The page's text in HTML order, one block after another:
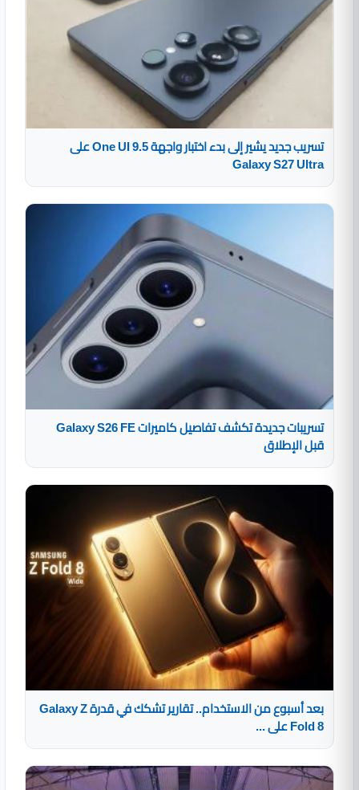
تسريب جديد يشير إلى بدء اختبار واجهة One UI 9.5 على
Galaxy S27 Ultra
تسريبات جديدة تكشف تفاصيل كاميرات Galaxy S26 FE
قبل الإطلاق
بعد أسبوع من الاستخدام.. تقارير تشكك في قدرة Galaxy Z
Fold 8 على ...